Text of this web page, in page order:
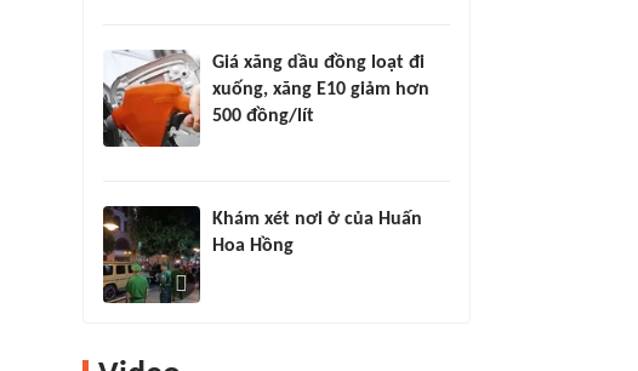
Giá xăng dầu đồng loạt đi
xuống, xăng E10 giảm hơn
500 đồng/lít
Khám xét nơi ở của Huấn
Hoa Hồng